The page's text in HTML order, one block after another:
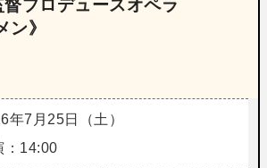
プロデュースオペラ
》
年7月25日（土）
：14:00